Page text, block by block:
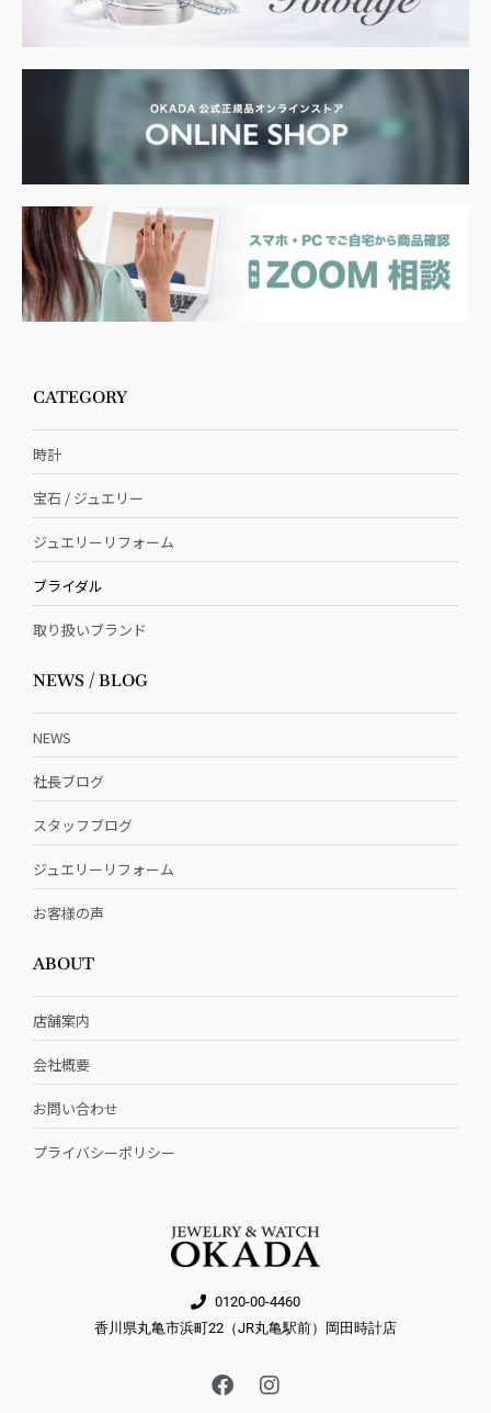
CATEGORY
時計
宝石 / ジュエリー
ジュエリーリフォーム
ブライダル
取り扱いブランド
NEWS / BLOG
NEWS
社長ブログ
スタッフブログ
ジュエリーリフォーム
お客様の声
ABOUT
店舗案内
会社概要
お問い合わせ
プライバシーポリシー
0120-00-4460
香川県丸亀市浜町22（JR丸亀駅前）岡田時計店
F
a
I
n